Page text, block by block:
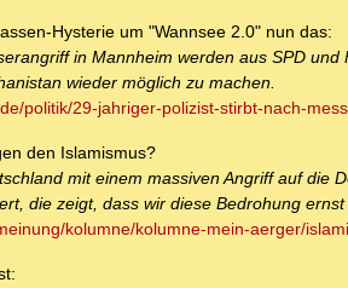
Hysterie um "Wannsee 2.0" nun das:
in Mannheim werden aus SPD und
wieder möglich zu machen.
politik/29-jahriger-polizist-stirbt-nach-
den Islamismus?
mit einem massiven Angriff auf
die zeigt, dass wir diese Bedrohung
kolumne/kolumne-mein-aerger/